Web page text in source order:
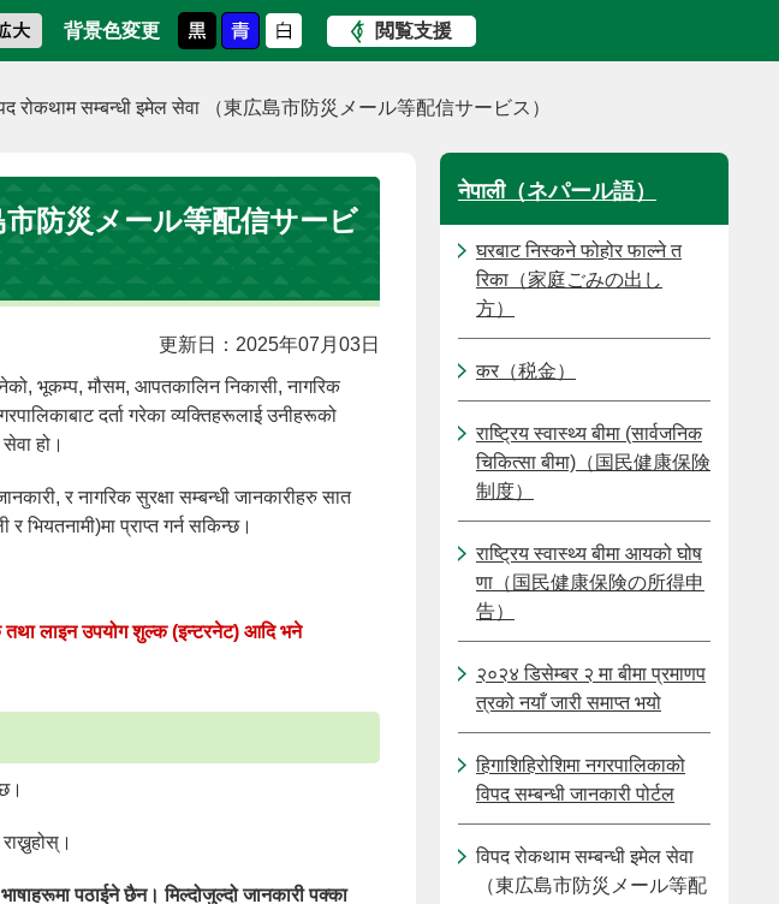
背景色変更 閲覧支援
रोकथाम सम्बन्धी इमेल सेवा （東広島市防災メール等配信サービス）
市防災メール等配信サービ
更新日：2025年07月03日
भूकम्प, मौसम, आपतकालिन निकासी, नागरिक
दर्ता गरेका व्यक्तिहरूलाई उनीहरूको
हो।
र नागरिक सुरक्षा सम्बन्धी जानकारीहरु सात
र भियतनामी)मा प्राप्त गर्न सकिन्छ।
तथा लाइन उपयोग शुल्क (इन्टरनेट) आदि भने
पठाईने छैन। मिल्दोजुल्दो जानकारी पक्का
नेपाली（ネパール語）
घरबाट निस्कने फोहोर फाल्ने त
रिका（家庭ごみの出し
方）
कर（税金）
राष्ट्रिय स्वास्थ्य बीमा (सार्वजनिक
चिकित्सा बीमा)（国民健康保険
制度）
राष्ट्रिय स्वास्थ्य बीमा आयको घोष
णा（国民健康保険の所得申
告）
२०२४ डिसेम्बर २ मा बीमा प्रमाणप
त्रको नयाँ जारी समाप्त भयो
हिगाशिहिरोशिमा नगरपालिकाको
विपद सम्बन्धी जानकारी पोर्टल
विपद रोकथाम सम्बन्धी इमेल सेवा
（東広島市防災メール等配